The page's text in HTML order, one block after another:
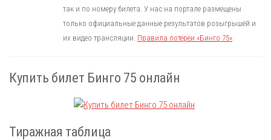
так и по номеру билета. У нас на портале размещены
только официальные данные результатов розыгрышей и
их видео трансляции. Правила лотереи «Бинго 75».
Купить билет Бинго 75 онлайн
Тиражная таблица